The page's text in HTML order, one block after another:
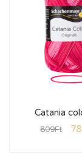
Catania
809Ft